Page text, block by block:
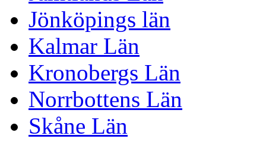
Jönköpings län
Kalmar Län
Kronobergs Län
Norrbottens Län
Skåne Län